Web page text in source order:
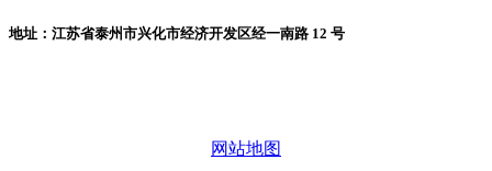
地址：江苏省泰州市兴化市经济开发区经一南路 12 号
网站地图